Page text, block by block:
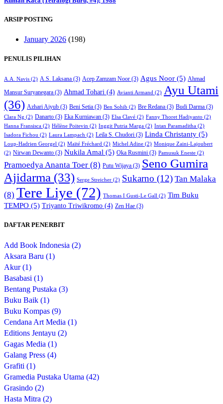
ARSIP POSTING
January 2026 (198)
PENULIS PILIHAN
A.A. Navis (2) A.S. Laksana (3) Acep Zamzam Noor (3) Agus Noor (5) Ahmad
Mansur Suryanegara (3) Ahmad Tohari (4) Avianti Armand (2) Ayu Utami
(36) Azhari Aiyub (3) Beni Setia (3) Ben Sohib (2) Bre Redana (3) Budi Darma (3)
Clara Ng (2) Danarto (3) Eka Kurniawan (3) Elsa Clavé (2) Fanny Thoret Hadiyanto (2)
Hanna Fransisca (2) Hélène Poitevin (2) Inggit Putria Marga (2) Intan Paramaditha (2)
Isadora Fichou (2) Laura Lampach (2) Leila S. Chudori (3) Linda Christanty (5)
Loup-Hadrien Georgel (2) Maïté Fréchard (2) Michel Adine (2) Monique Zaini-Lajoubert
(2) Nirwan Dewanto (3) Nukila Amal (5) Oka Rusmini (3) Pamusuk Eneste (2)
Pramoedya Ananta Toer (8) Putu Wijaya (3) Seno Gumira
Ajidarma (33) Serge Streicher (2) Sukarno (12) Tan Malaka
(8) Tere Liye (72) Thomas I Gusti-Le Gall (2) Tim Buku
TEMPO (5) Triyanto Triwikromo (4) Zen Hae (3)
DAFTAR PENERBIT
Add Book Indonesia (2)
Aksara Baru (1)
Akur (1)
Basabasi (1)
Bentang Pustaka (3)
Buku Baik (1)
Buku Kompas (9)
Cendana Art Media (1)
Editions Jentayu (2)
Gagas Media (1)
Galang Press (4)
Grafiti (1)
Gramedia Pustaka Utama (42)
Grasindo (2)
Hasta Mitra (2)